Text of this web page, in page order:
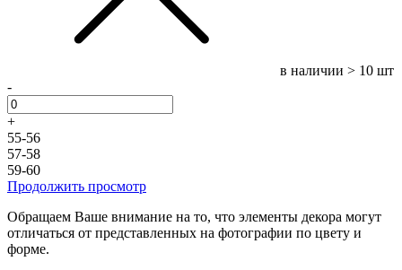
в наличии > 10 шт
-
+
55-56
57-58
59-60
Продолжить просмотр
Обращаем Ваше внимание на то, что элементы декора могут
отличаться от представленных на фотографии по цвету и
форме.